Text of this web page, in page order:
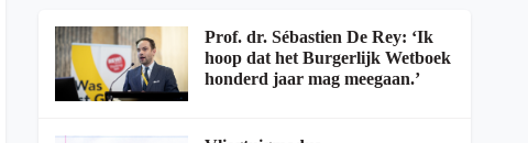
Prof. dr. Sébastien De Rey: ‘Ik
hoop dat het Burgerlijk Wetboek
honderd jaar mag meegaan.’